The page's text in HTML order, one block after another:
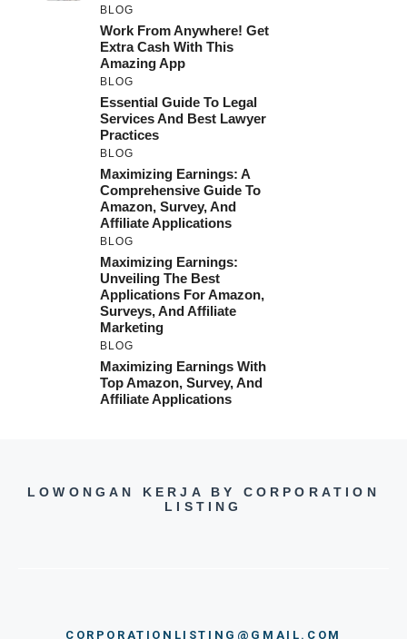
BLOG
Work From Anywhere! Get
Extra Cash With This
Amazing App
BLOG
Essential Guide To Legal
Services And Best Lawyer
Practices
BLOG
Maximizing Earnings: A
Comprehensive Guide To
Amazon, Survey, And
Affiliate Applications
BLOG
Maximizing Earnings:
Unveiling The Best
Applications For Amazon,
Surveys, And Affiliate
Marketing
BLOG
Maximizing Earnings With
Top Amazon, Survey, And
Affiliate Applications
LOWONGAN KERJA BY CORPORATION
LISTING
CORPORATIONLISTING@GMAIL.COM